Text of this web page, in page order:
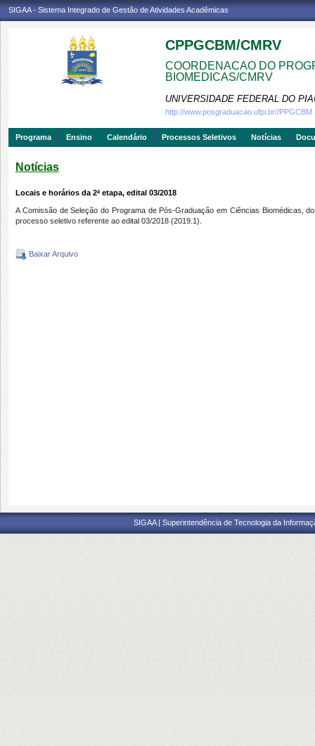
SIGAA - Sistema Integrado de Gestão de Atividades Acadêmicas
CPPGCBM/CMRV
COORDENACAO DO
BIOMEDICAS/CMRV
UNIVERSIDADE FEDERAL DO
http://www.posgraduacao.ufpi.br//PPGCBM
Programa Ensino Calendário Processos Seletivos Notícias
Notícias
Locais e horários da 2ª etapa, edital 03/2018
A Comissão de Seleção do Programa de Pós-Graduação em Ciências Biomédicas,
processo seletivo referente ao edital 03/2018 (2019.1).
Baixar Arquivo
SIGAA | Superintendência de Tecnologia da